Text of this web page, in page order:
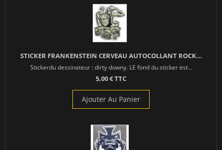
STICKER FRANKENSTEIN CERVEAU AUTOCOLLANT ROCK...
Stickerdu dessinateur : dirty downy. LE fond du sticker est...
5,00 € TTC
Ajouter Au Panier